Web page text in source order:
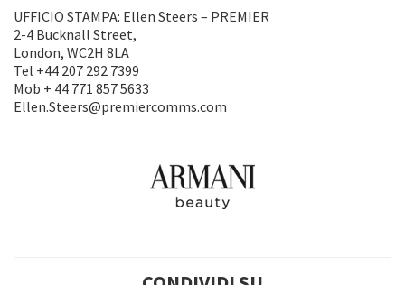
UFFICIO STAMPA: Ellen Steers – PREMIER
2-4 Bucknall Street,
London, WC2H 8LA
Tel +44 207 292 7399
Mob + 44 771 857 5633
Ellen.Steers@premiercomms.com